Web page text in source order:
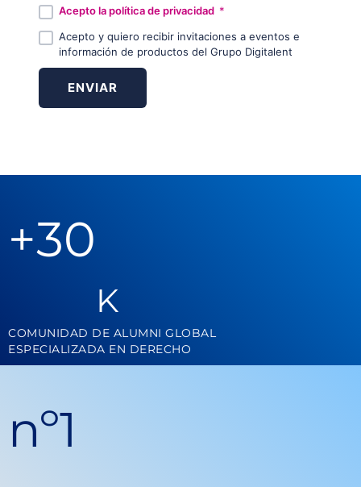
Acepto la política de privacidad *
Acepto y quiero recibir invitaciones a eventos e
información de productos del Grupo Digitalent
+30
K
COMUNIDAD DE ALUMNI GLOBAL
ESPECIALIZADA EN DERECHO
nº1